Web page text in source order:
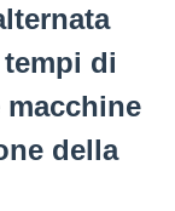
di
della